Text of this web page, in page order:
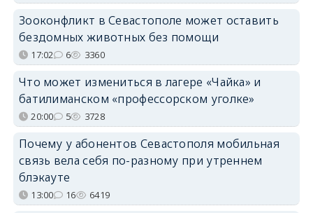
Зооконфликт в Севастополе может оставить
бездомных животных без помощи
17:02 6 3360
Что может измениться в лагере «Чайка» и
батилиманском «профессорском уголке»
20:00 5 3728
Почему у абонентов Севастополя мобильная
связь вела себя по-разному при утреннем
блэкауте
13:00 16 6419